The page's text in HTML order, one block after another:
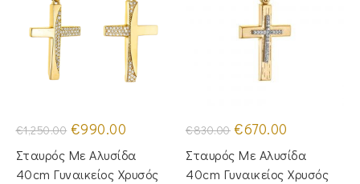
€1,250.00 Original
price
was:
€1,250.00.
€990.00
τιμή
είναι:
€990.00.
Σταυρός Με Αλυσίδα
40cm Γυναικείος Χρυσός
€830.00 Original
price
was:
€830.00.
€670.00
τιμή
είναι:
€670.00.
Σταυρός Με Αλυσίδα
40cm Γυναικείος Χρυσός